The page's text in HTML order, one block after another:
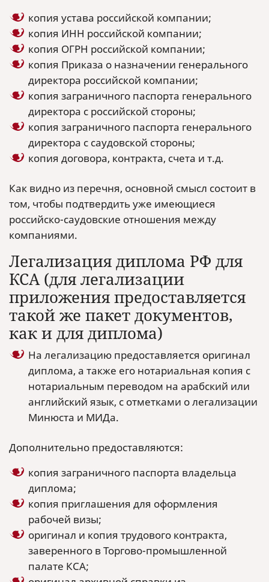
копия устава российской компании;
копия ИНН российской компании;
копия ОГРН российской компании;
копия Приказа о назначении генерального
директора российской компании;
копия заграничного паспорта генерального
директора с российской стороны;
копия заграничного паспорта генерального
директора с саудовской стороны;
копия договора, контракта, счета и т.д.
Как видно из перечня, основной смысл состоит в
том, чтобы подтвердить уже имеющиеся
российско-саудовские отношения между
компаниями.
Легализация диплома РФ для
КСА (для легализации
приложения предоставляется
такой же пакет документов,
как и для диплома)
На легализацию предоставляется оригинал
диплома, а также его нотариальная копия с
нотариальным переводом на арабский или
английский язык, с отметками о легализации
Минюста и МИДа.
Дополнительно предоставляются:
копия заграничного паспорта владельца
диплома;
копия приглашения для оформления
рабочей визы;
оригинал и копия трудового контракта,
заверенного в Торгово-промышленной
палате КСА;